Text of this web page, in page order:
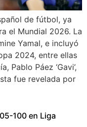
de fútbol, ya
el Mundial 2026. La
Yamal, e incluyó
2024, entre ellas
Pablo Páez ‘Gavi’,
fue revelada por
100 en Liga